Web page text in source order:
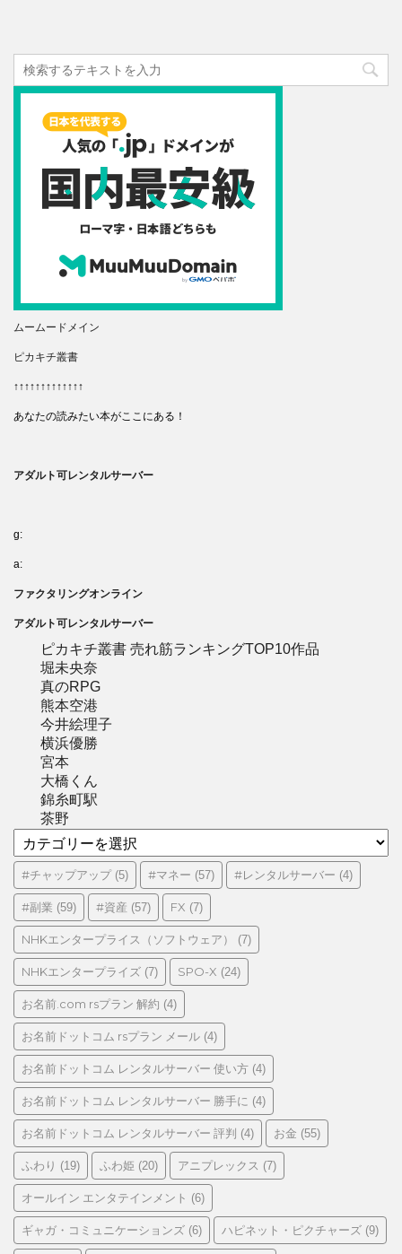
ムームードメイン
ピカキチ叢書
↑↑↑↑↑↑↑↑↑↑↑↑↑
あなたの読みたい本がここにある！
アダルト可レンタルサーバー
g:
a:
ファクタリングオンライン
アダルト可レンタルサーバー
ピカキチ叢書 売れ筋ランキングTOP10作品
堀未央奈
真のRPG
熊本空港
今井絵理子
横浜優勝
宮本
大橋くん
錦糸町駅
茶野
テ
ゴ
リ
ー
#チャップアップ(5) #マネー (57) #レンタルサーバー (4)
#副業 (59) #資産 (57) FX (7)
NHKエンタープライス（ソフトウェア） (7)
NHKエンタープライズ (7) SPO-X (24)
お名前.com rsプラン 解約 (4)
お名前ドットコム rsプラン メール (4)
お名前ドットコム レンタルサーバー 使い方 (4)
お名前ドットコム レンタルサーバー 勝手に (4)
お名前ドットコム レンタルサーバー 評判 (4) お金 (55)
ふわり (19) ふわ姫 (20) アニプレックス (7)
オールイン エンタテインメント (6)
ギャガ・コミュニケーションズ (6) ハピネット・ピクチャーズ (9)